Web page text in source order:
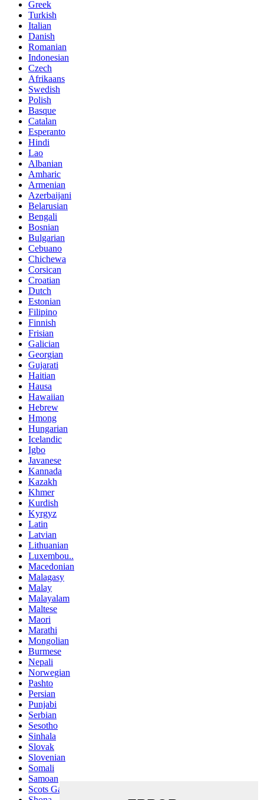
Greek
Turkish
Italian
Danish
Romanian
Indonesian
Czech
Afrikaans
Swedish
Polish
Basque
Catalan
Esperanto
Hindi
Lao
Albanian
Amharic
Armenian
Azerbaijani
Belarusian
Bengali
Bosnian
Bulgarian
Cebuano
Chichewa
Corsican
Croatian
Dutch
Estonian
Filipino
Finnish
Frisian
Galician
Georgian
Gujarati
Haitian
Hausa
Hawaiian
Hebrew
Hmong
Hungarian
Icelandic
Igbo
Javanese
Kannada
Kazakh
Khmer
Kurdish
Kyrgyz
Latin
Latvian
Lithuanian
Luxembou..
Macedonian
Malagasy
Malay
Malayalam
Maltese
Maori
Marathi
Mongolian
Burmese
Nepali
Norwegian
Pashto
Persian
Punjabi
Serbian
Sesotho
Sinhala
Slovak
Slovenian
Somali
Samoan
Scots Gaelic